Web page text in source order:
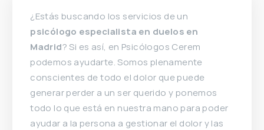
¿Estás buscando los servicios de un
psicólogo especialista en duelos en
Madrid? Si es así, en Psicólogos Cerem
podemos ayudarte. Somos plenamente
conscientes de todo el dolor que puede
generar perder a un ser querido y ponemos
todo lo que está en nuestra mano para poder
ayudar a la persona a gestionar el dolor y las